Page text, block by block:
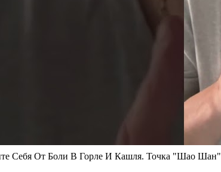
Себя От Боли В Горле И Кашля. Точка "Шао Шан"